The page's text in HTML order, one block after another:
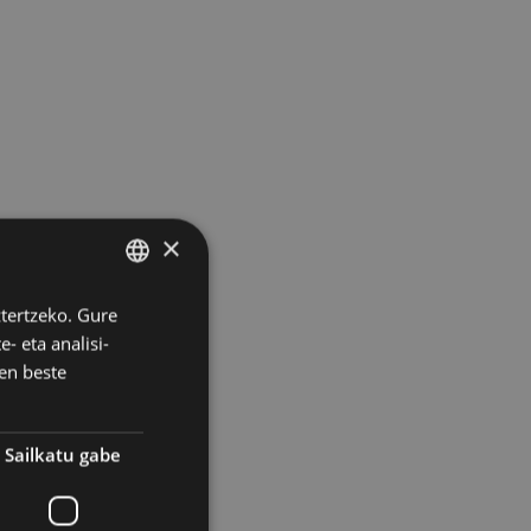
BASQUE
SPANISH
×
Gure
eta analisi-
beste
Sailkatu gabe